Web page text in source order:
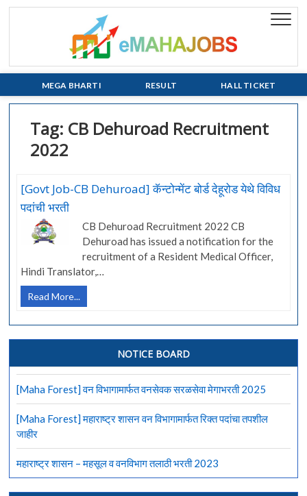
Skip
MEGA BHARTI RESULT HALL TICKET
Tag: CB Dehuroad Recruitment
2022
[Govt Job-CB Dehuroad] कॅन्टोन्मेंट बोर्ड देहूरोड येथे विविध
पदांची भरती
CB Dehuroad Recruitment 2022 CB
Dehuroad has issued a notification for the
recruitment of a Resident Medical Officer,
Hindi Translator,…
Read More...
Job-
CB
Dehuroad]
बोर्ड
देहूरोड
येथे
पदांची
NOTICE BOARD
[Maha Forest] वन विभागामार्फत वनसेवक सरळसेवा मेगाभरती 2025
[Maha Forest] महाराष्ट्र शासन वन विभागामार्फत रिक्त पदांचा तपशील
जाहीर
महाराष्ट्र शासन – महसूल व वनविभाग तलाठी भरती 2023